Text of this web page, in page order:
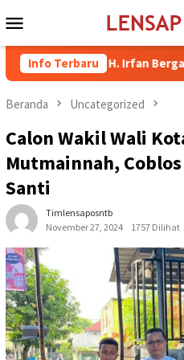
ke
Mobile
Info Terbaru
dr. H. Irfan Bergabung di
Beranda Uncategorized
Calon Wakil Wali
Mutmainnah,
Santi
Timlensaposntb
November 27, 2024
1757 Dilihat